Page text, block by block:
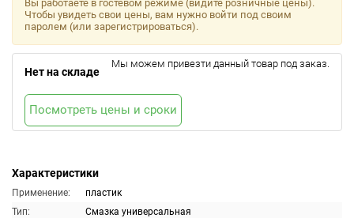
Характеристики
Применение:
пластик
Тип:
Смазка универсальная
Вы работаете в гостевом режиме (видите розничные цены).
Чтобы увидеть свои цены, вам нужно войти под своим
паролем (или зарегистрироваться).
Нет на складе
Мы можем привезти данный товар под заказ.
Посмотреть цены и сроки